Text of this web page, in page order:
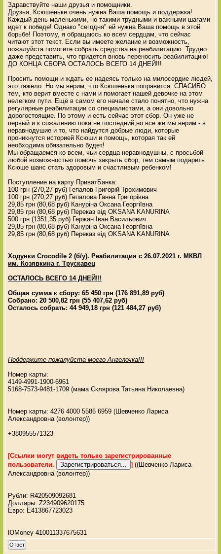
Здравствуйте наши друзья и помощники.
Друзья, Ксюшеньке очень нужна Ваша помощь и поддержка!
Каждый день маленькими, но такими трудными и важными шагами
идет к победе! Однако "сегодня" ей нужна Ваша помощь в этой
борьбе! Поэтому, я обращаюсь ко всем сердцам, что сейчас
читают этот текст. Если вы имеете желание и возможность,
пожалуйста помогите собрать средства на реабилитацию. Трудно
даже представить, что придется вновь переносить реабилитацию!
ДО КОНЦА СБОРА ОСТАЛОСЬ ВСЕГО 14 ДНЕЙ!!!
Просить помощи и ждать ее надеясь только на милосердие людей,
это тяжело. Но мы верим, что Ксюшенька поправится. СПАСИБО
тем, кто верит вместе с нами и помогает нашей девочке на этом
нелегком пути. Ещё в самом его начале стало понятно, что нужна
регулярные реабилитации со специалистами, а они довольно
дорогостоящие. По этому и есть сейчас этот сбор. Он уже не
первый и к сожалению пока не последний,но все же мы верим - в
неравнодушие и то, что найдутся добрые люди, которые
проникнутся историей Ксюши и помощь, которая так ей
необходима обязательно будет!
Мы обращаемся ко всем, чьи сердца неравнодушны, с просьбой
любой возможностью помочь закрыть сбор, тем самым подарить
Ксюше шанс стать здоровым и счастливым ребенком!
Поступление на карту ПриватБанка:
100 грн (270,27 руб) Гепалов Григорій Трохимович
100 грн (270,27 руб) Гепалова Ганна Григорівна
29,85 грн (80,68 руб) Кануріна Оксана Георгіївна
29,85 грн (80,68 руб) Переказ від OKSANA KANURINA
500 грн (1351,35 руб) Гержан Іван Васильович
29,85 грн (80,68 руб) Кануріна Оксана Георгіївна
29,85 грн (80,68 руб) Переказ від OKSANA KANURINA
Ходунки Crocodile 2 (б/у). Реабилитация с 26.07.2021 г. МКВЛ
им. Козявкина г. Трускавец
ОСТАЛОСЬ ВСЕГО 14 ДНЕЙ!!!
Общая сумма к сбору: 65 450 грн (176 891,89 руб)
Собрано: 20 500,82 грн (55 407,62 руб)
Осталось собрать: 44 949,18 грн (121 484,27 руб)
Поддержите пожалуйста моего Ангелочка!!!
Номер карты:
4149-4991-1900-6961
5168-7573-9481-1709 (мама Склярова Татьяна Николаевна)
Номер карты: 4276 4000 5586 6959 (Шевченко Лариса
Александровна (волонтер))
+380955571323
[Ссылки могут видеть только зарегистрированные
пользователи.
] ((Шевченко Лариса
Александровна (волонтер))
Рубли: R420509092681
Доллары: Z234909620175
Евро: E413867723023
ЮМоney 410011337675631
Ответ